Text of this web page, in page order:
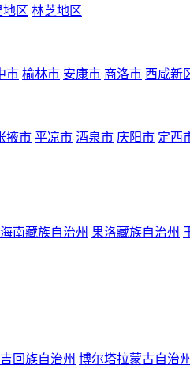
地区 林芝地区
市 榆林市 安康市 商洛市 西咸新
掖市 平凉市 酒泉市 庆阳市 定西
海南藏族自治州 果洛藏族自治州
回族自治州 博尔塔拉蒙古自治州